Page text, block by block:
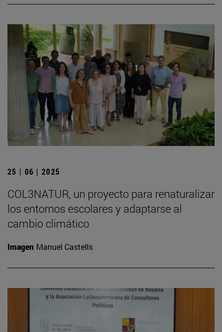
25 | 06 | 2025
COL3NATUR, un proyecto para renaturalizar
los entornos escolares y adaptarse al
cambio climático
Imagen Manuel Castells